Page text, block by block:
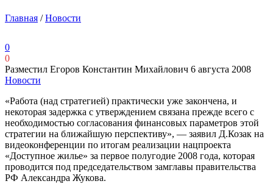
Главная /Новости
0
0
Разместил Егоров Константин Михайлович 6 августа 2008
Новости
«Работа (над стратегией) практически уже закончена, и
некоторая задержка с утверждением связана прежде всего с
необходимостью согласования финансовых параметров этой
стратегии на ближайшую перспективу», — заявил Д.Козак на
видеоконференции по итогам реализации нацпроекта
«Доступное жилье» за первое полугодие 2008 года, которая
проводится под председательством замглавы правительства
РФ Александра Жукова.